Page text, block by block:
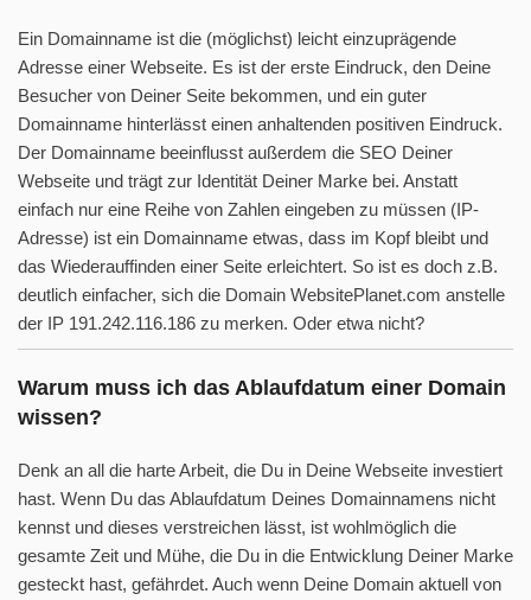
Ein Domainname ist die (möglichst) leicht einzuprägende
Adresse einer Webseite. Es ist der erste Eindruck, den Deine
Besucher von Deiner Seite bekommen, und ein guter
Domainname hinterlässt einen anhaltenden positiven Eindruck.
Der Domainname beeinflusst außerdem die SEO Deiner
Webseite und trägt zur Identität Deiner Marke bei. Anstatt
einfach nur eine Reihe von Zahlen eingeben zu müssen (IP-
Adresse) ist ein Domainname etwas, dass im Kopf bleibt und
das Wiederauffinden einer Seite erleichtert. So ist es doch z.B.
deutlich einfacher, sich die Domain WebsitePlanet.com anstelle
der IP 191.242.116.186 zu merken. Oder etwa nicht?
Warum muss ich das Ablaufdatum einer Domain
wissen?
Denk an all die harte Arbeit, die Du in Deine Webseite investiert
hast. Wenn Du das Ablaufdatum Deines Domainnamens nicht
kennst und dieses verstreichen lässt, ist wohlmöglich die
gesamte Zeit und Mühe, die Du in die Entwicklung Deiner Marke
gesteckt hast, gefährdet. Auch wenn Deine Domain aktuell von